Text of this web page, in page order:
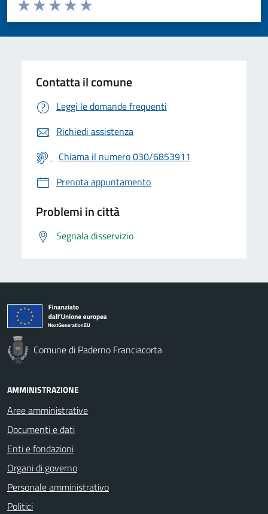
Valuta 5 stelle su 5
Valuta 4 stelle su 5
Valuta 3 stelle su 5
Valuta 2 stelle su 5
Valuta 1 stelle su 5
Contatta il comune
Leggi le domande frequenti
Richiedi assistenza
Chiama il numero 030/6853911
Prenota appuntamento
Problemi in città
Segnala disservizio
Comune di Paderno Franciacorta
AMMINISTRAZIONE
Aree amministrative
Documenti e dati
Enti e fondazioni
Organi di governo
Personale amministrativo
Politici